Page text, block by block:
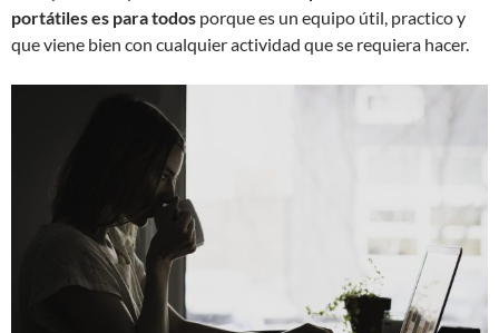
portátiles es para todos porque es un equipo útil, practico y
que viene bien con cualquier actividad que se requiera hacer.